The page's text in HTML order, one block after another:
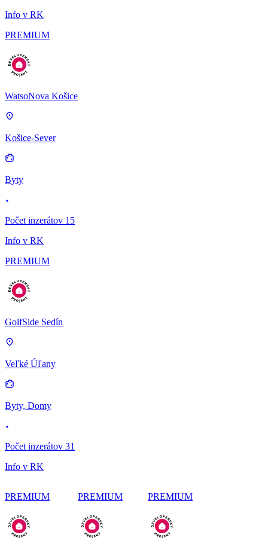
Info v RK
PREMIUM
WatsoNova Košice
Košice-Sever
Byty
Počet inzerátov 15
Info v RK
PREMIUM
GolfSide Sedín
Veľké Úľany
Byty, Domy
Počet inzerátov 31
Info v RK
PREMIUM PREMIUM PREMIUM